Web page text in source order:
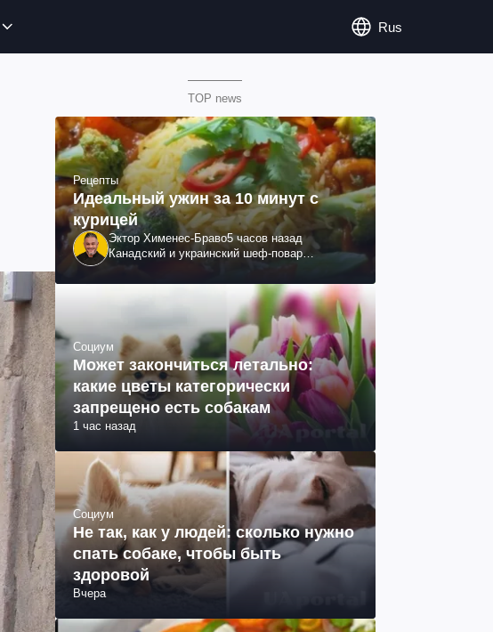
Rus
TOP news
Рецепты
Идеальный ужин за 10 минут с
курицей
Эктор Хименес-Браво5 часов назад
Канадский и украинский шеф-повар
телеведущий
Социум
Может закончиться летально:
какие цветы категорически
запрещено есть собакам
1 час назад
Социум
Не так, как у людей: сколько нужно
спать собаке, чтобы быть
здоровой
Вчера